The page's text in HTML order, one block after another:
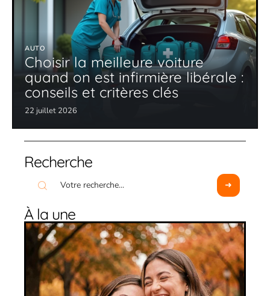
AUTO
Choisir la meilleure voiture
quand on est infirmière libérale :
conseils et critères clés
22 juillet 2026
Recherche
À la une